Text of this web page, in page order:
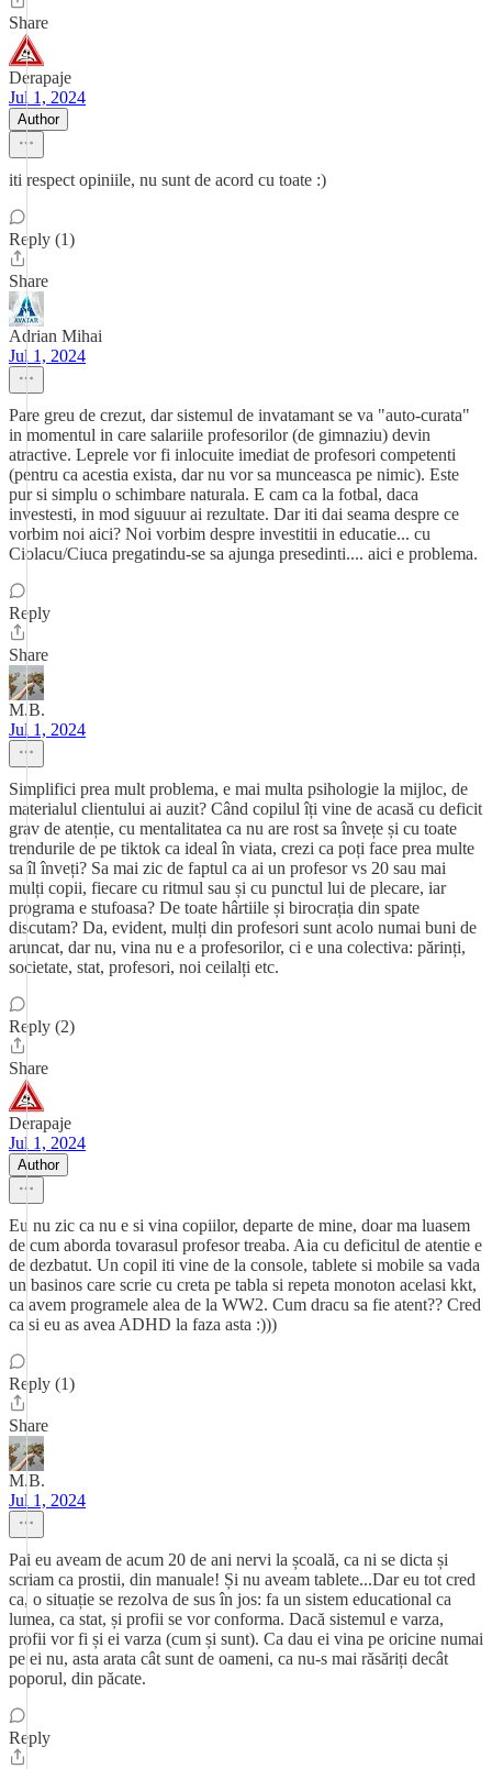
Share
Derapaje
Jul 1, 2024
Author
iti respect opiniile, nu sunt de acord cu toate :)
Reply (1)
Share
Adrian Mihai
Jul 1, 2024
Pare greu de crezut, dar sistemul de invatamant se va "auto-curata"
in momentul in care salariile profesorilor (de gimnaziu) devin
atractive. Leprele vor fi inlocuite imediat de profesori competenti
(pentru ca acestia exista, dar nu vor sa munceasca pe nimic). Este
pur si simplu o schimbare naturala. E cam ca la fotbal, daca
investesti, in mod siguuur ai rezultate. Dar iti dai seama despre ce
vorbim noi aici? Noi vorbim despre investitii in educatie... cu
Ciolacu/Ciuca pregatindu-se sa ajunga presedinti.... aici e problema.
Reply
Share
M.B.
Jul 1, 2024
Simplifici prea mult problema, e mai multa psihologie la mijloc, de
materialul clientului ai auzit? Când copilul îți vine de acasă cu deficit
grav de atenție, cu mentalitatea ca nu are rost sa învețe și cu toate
trendurile de pe tiktok ca ideal în viata, crezi ca poți face prea multe
sa îl înveți? Sa mai zic de faptul ca ai un profesor vs 20 sau mai
mulți copii, fiecare cu ritmul sau și cu punctul lui de plecare, iar
programa e stufoasa? De toate hârtiile și birocrația din spate
discutam? Da, evident, mulți din profesori sunt acolo numai buni de
aruncat, dar nu, vina nu e a profesorilor, ci e una colectiva: părinți,
societate, stat, profesori, noi ceilalți etc.
Reply (2)
Share
Derapaje
Jul 1, 2024
Author
Eu nu zic ca nu e si vina copiilor, departe de mine, doar ma luasem
de cum aborda tovarasul profesor treaba. Aia cu deficitul de atentie e
de dezbatut. Un copil iti vine de la console, tablete si mobile sa vada
un basinos care scrie cu creta pe tabla si repeta monoton acelasi kkt,
ca avem programele alea de la WW2. Cum dracu sa fie atent?? Cred
ca si eu as avea ADHD la faza asta :)))
Reply (1)
Share
M.B.
Jul 1, 2024
Pai eu aveam de acum 20 de ani nervi la școală, ca ni se dicta și
scriam ca prostii, din manuale! Și nu aveam tablete...Dar eu tot cred
ca, o situație se rezolva de sus în jos: fa un sistem educational ca
lumea, ca stat, și profii se vor conforma. Dacă sistemul e varza,
profii vor fi și ei varza (cum și sunt). Ca dau ei vina pe oricine numai
pe ei nu, asta arata cât sunt de oameni, ca nu-s mai răsăriți decât
poporul, din păcate.
Reply